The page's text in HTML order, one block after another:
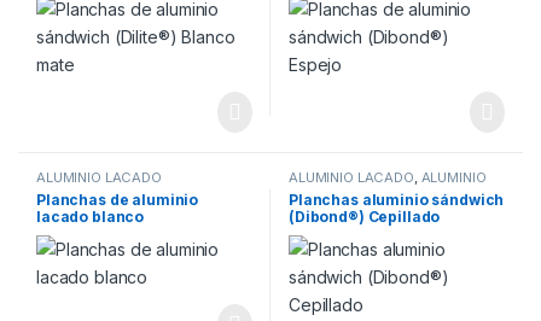
ALUMINIO LACADO
Planchas de aluminio
lacado blanco
ALUMINIO LACADO ALUMINIO
Planchas aluminio sándwich
(Dibond®) Cepillado